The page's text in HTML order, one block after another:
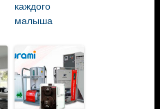
каждого
малыша